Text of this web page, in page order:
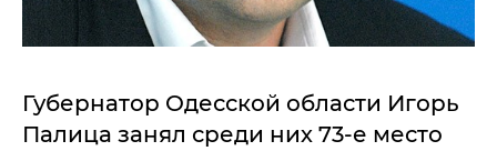
Губернатор Одесской области Игорь
Палица занял среди них 73-е место